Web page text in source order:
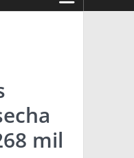
mil